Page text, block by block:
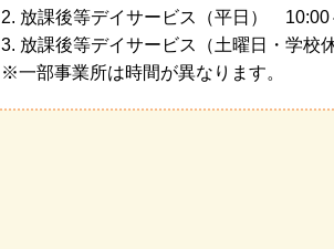
2. 放課後等デイサービス（平日） 10:00
3. 放課後等デイサービス（土曜日・学
※一部事業所は時間が異なります。